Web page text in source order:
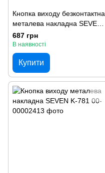
Кнопка виходу безконтактна
металева накладна SEVEN
K-7497ND
687 грн
В наявності
Купити